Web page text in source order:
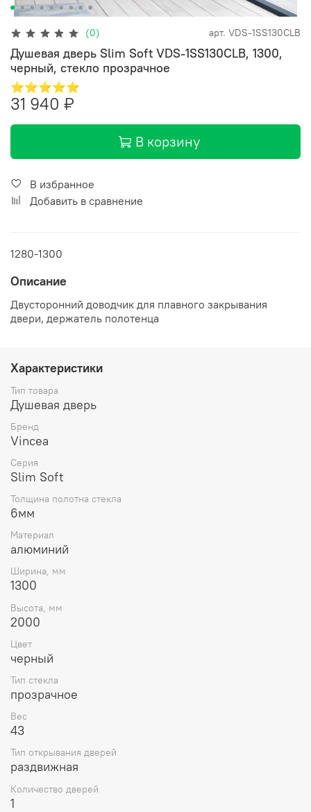
(0) арт. VDS-1SS130CLB
Душевая дверь Slim Soft VDS-1SS130CLB, 1300,
черный, стекло прозрачное
⭐⭐⭐⭐⭐
31 940 ₽
В корзину
В избранное
Добавить в сравнение
1280-1300
Описание
Двусторонний доводчик для плавного закрывания
двери, держатель полотенца
Характеристики
Тип товара
Душевая дверь
Бренд
Vincea
Серия
Slim Soft
Толщина полотна стекла
6мм
Материал
алюминий
Ширина, мм
1300
Высота, мм
2000
Цвет
черный
Тип стекла
прозрачное
Вес
43
Тип открывания дверей
раздвижная
Количество дверей
1